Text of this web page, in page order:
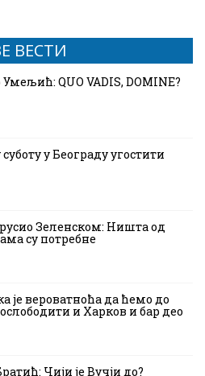
ВЕСТИ
QUO VADIS, DOMINE?
у Београду угостити
Зеленском: Ништа од
су потребне
је вероватноћа да ћемо до
ослободити и Харков и бар део
Чији је Вучји до?